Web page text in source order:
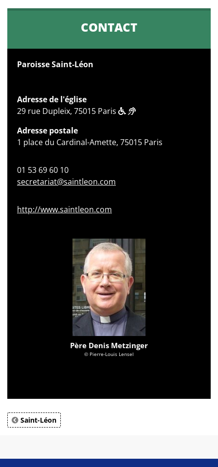
CONTACT
Paroisse Saint-Léon
Adresse de l'église
29 rue Dupleix, 75015 Paris
Adresse postale
1 place du Cardinal-Amette, 75015 Paris
01 53 69 60 10
secretariat@saintleon.com
http://www.saintleon.com
Père Denis Metzinger
© Pierre-Louis Lensel
Saint-Léon